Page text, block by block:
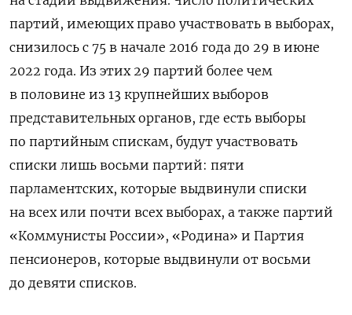
партий, имеющих право участвовать в выборах,
снизилось с 75 в начале 2016 года до 29 в июне
2022 года. Из этих 29 партий более чем
в половине из 13 крупнейших выборов
представительных органов, где есть выборы
по партийным спискам, будут участвовать
списки лишь восьми партий: пяти
парламентских, которые выдвинули списки
на всех или почти всех выборах, а также партий
«Коммунисты России», «Родина» и Партия
пенсионеров, которые выдвинули от восьми
до девяти списков.